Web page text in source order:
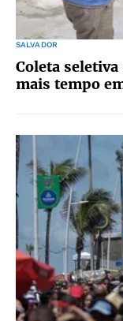
SALVADOR
Coleta
mais tempo